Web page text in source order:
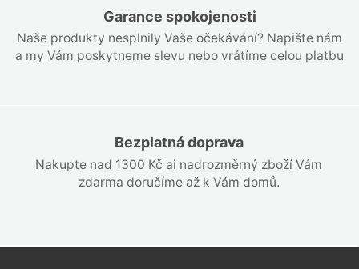
Garance spokojenosti
Naše produkty nesplnily Vaše očekávání? Napište nám
a my Vám poskytneme slevu nebo vrátíme celou platbu
Bezplatná doprava
Nakupte nad 1300 Kč ai nadrozměrný zboží Vám
zdarma doručíme až k Vám domů.